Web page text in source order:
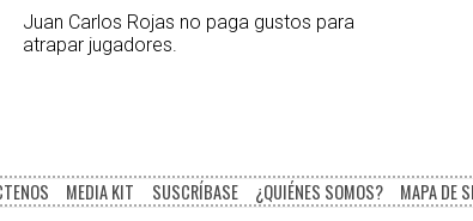
Juan Carlos Rojas no paga gustos para
atrapar jugadores.
MEDIA KIT SUSCRÍBASE ¿QUIÉNES SOMOS? MAPA DE